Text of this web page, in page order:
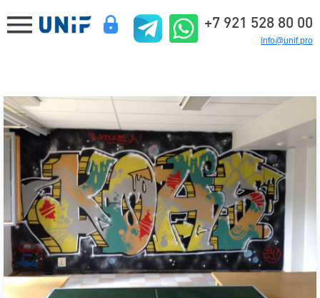
+7 921 528 80 00
info@unif.pro